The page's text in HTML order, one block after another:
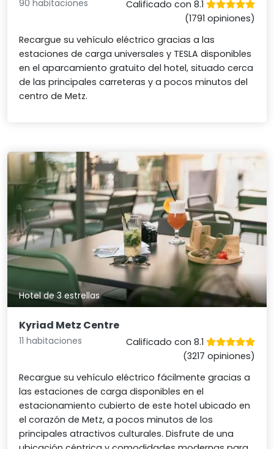
90 habitaciones
Calificado con 8.1
(1791 opiniones)
Recargue su vehículo eléctrico gracias a las
estaciones de carga universales y TESLA disponibles
en el aparcamiento gratuito del hotel, situado cerca
de las principales carreteras y a pocos minutos del
centro de Metz.
Hotel de 3 estrellas
Kyriad Metz Centre
11 habitaciones
Calificado con 8.1
(3217 opiniones)
Recargue su vehículo eléctrico fácilmente gracias a
las estaciones de carga disponibles en el
estacionamiento cubierto de este hotel ubicado en
el corazón de Metz, a pocos minutos de los
principales atractivos culturales. Disfrute de una